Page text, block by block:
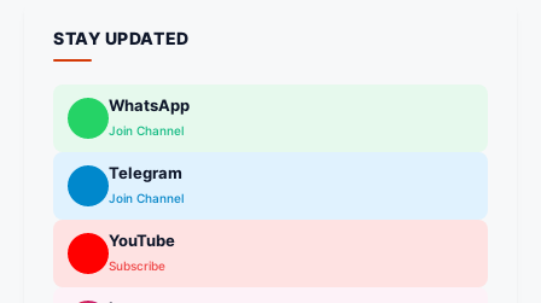
STAY UPDATED
WhatsApp
Join Channel
Telegram
Join Channel
YouTube
Subscribe